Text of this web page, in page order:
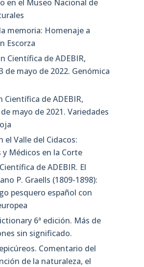
en el Museo Nacional de
memoria: Homenaje a
Escorza
Científica de ADEBIR,
de mayo de 2022. Genómica
Científica de ADEBIR,
mayo de 2021. Variedades
el Valle del Cidacos:
Médicos en la Corte
de ADEBIR. El
P. Graells (1809-1898):
pesquero español con
6ª edición. Más de
sin significado.
Comentario del
de la naturaleza, el